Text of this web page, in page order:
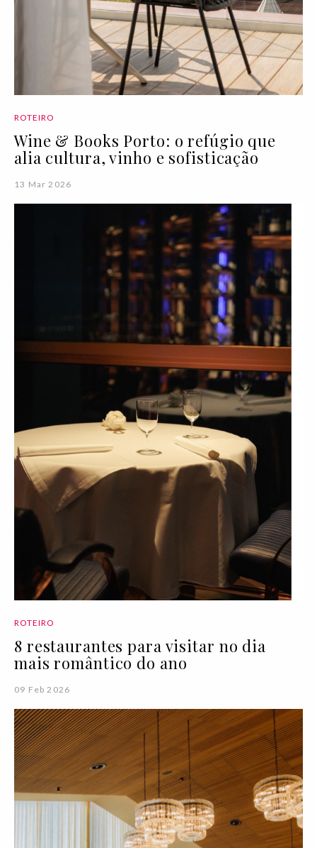
ROTEIRO
Wine & Books Porto: o refúgio que
alia cultura, vinho e sofisticação
13 Mar 2026
ROTEIRO
8 restaurantes para visitar no dia
mais romântico do ano
09 Feb 2026